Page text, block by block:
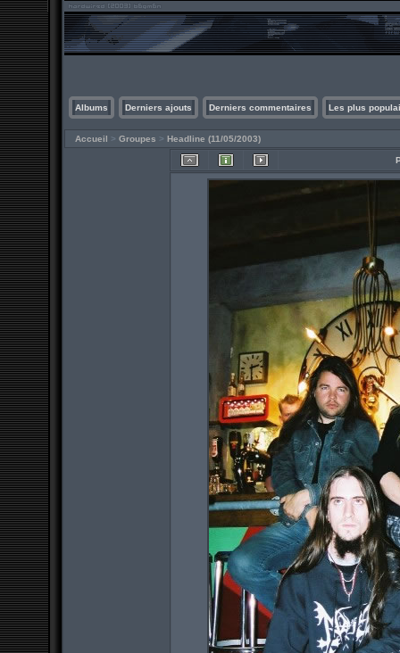
Albums Derniers ajouts Derniers commentaires Les plus
Accueil > Groupes > Headline (11/05/2003)